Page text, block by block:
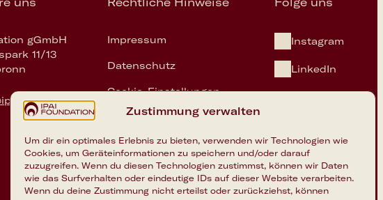
Zustimmung verwalten
Um dir ein optimales Erlebnis zu bieten, verwenden wir Technologien wie
Cookies, um Geräteinformationen zu speichern und/oder darauf
zuzugreifen. Wenn du diesen Technologien zustimmst, können wir Daten
wie das Surfverhalten oder eindeutige IDs auf dieser Website verarbeiten.
Wenn du deine Zustimmung nicht erteilst oder zurückziehst, können
gGmbH
11/13
foundation.ai
Impressum
Datenschutz
Cookie-Einstellungen
Instagram
LinkedIn